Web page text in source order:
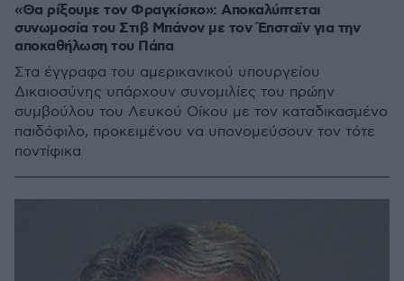
«Θα ρίξουμε τον Φραγκίσκο»: Αποκαλύπτεται
συνωμοσία του Στιβ Μπάνον με τον Έπσταϊν για την
αποκαθήλωση του Πάπα
Στα έγγραφα του αμερικανικού υπουργείου
Δικαιοσύνης υπάρχουν συνομιλίες του πρώην
συμβούλου του Λευκού Οίκου με τον καταδικασμένο
παιδόφιλο, προκειμένου να υπονομεύσουν τον τότε
ποντίφικα